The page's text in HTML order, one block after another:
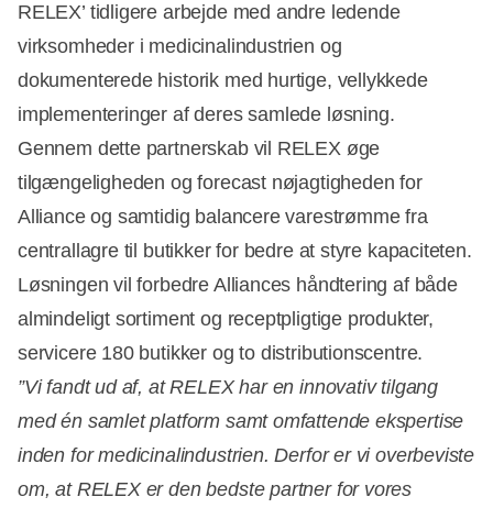
RELEX’ tidligere arbejde med andre ledende
virksomheder i medicinalindustrien og
dokumenterede historik med hurtige, vellykkede
implementeringer af deres samlede løsning.
Gennem dette partnerskab vil RELEX øge
tilgængeligheden og forecast nøjagtigheden for
Alliance og samtidig balancere varestrømme fra
centrallagre til butikker for bedre at styre kapaciteten.
Løsningen vil forbedre Alliances håndtering af både
almindeligt sortiment og receptpligtige produkter,
servicere 180 butikker og to distributionscentre.
”Vi fandt ud af, at RELEX har en innovativ tilgang
med én samlet platform samt omfattende ekspertise
inden for medicinalindustrien. Derfor er vi overbeviste
om, at RELEX er den bedste partner for vores